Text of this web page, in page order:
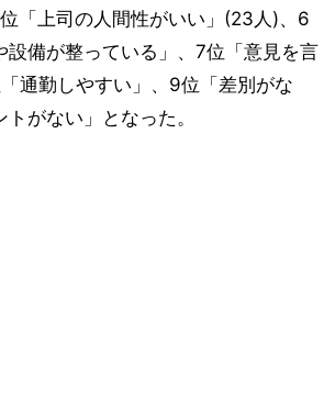
「上司の人間性がいい」(23人)、6
設備が整っている」、7位「意見を言
通勤しやすい」、9位「差別がな
がない」となった。